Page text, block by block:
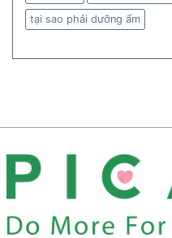
tại sao phải dưỡng ẩm